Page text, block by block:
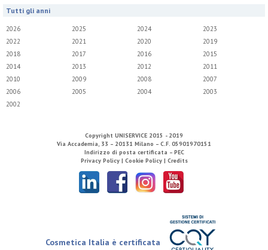
Tutti gli anni
2026 2025 2024
2023
2022
2021 2020
2019
2018
2017 2016
2015
2014
2013 2012
2011
2010
2009 2008
2007
2006
2005 2004
2003
2002
Copyright UNISERVICE 2015 - 2019
Via Accademia, 33 – 20131 Milano – C.F. 05901970151
Indirizzo di posta certificata – PEC
Privacy Policy | Cookie Policy | Credits
Cosmetica Italia è certificata